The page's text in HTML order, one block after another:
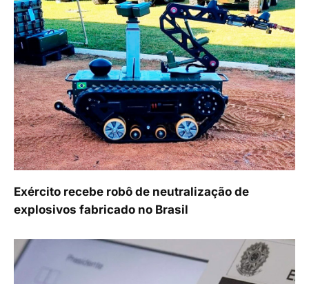
Exército recebe robô de neutralização de
explosivos fabricado no Brasil